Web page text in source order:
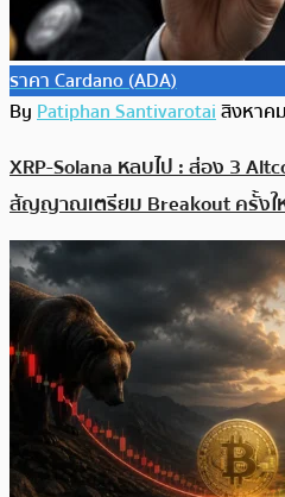
ราคา Cardano (ADA)
ByPatiphan Santivarotaiสิงหาค
XRP-Solana หลบไป : ส่อง 3
สัญญาณเตรียม Breakout ครั้ง